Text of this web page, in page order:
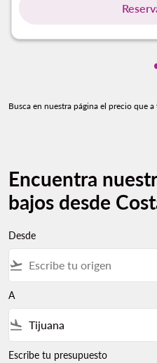
Busca en nuestra página el precio que
Encuentra
bajos desde
Desde
flight_takeoff
A
flight_land
Escribe tu presupuesto